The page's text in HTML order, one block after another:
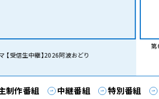
【受信生中継】2026阿波おどり
第
制作番組 中継番組 特別番組